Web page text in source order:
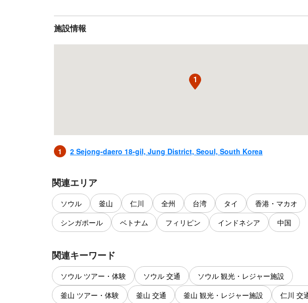
施設情報
1
1 2 Sejong-daero 18-gil, Jung District, Seoul, South Korea
関連エリア
ソウル 釜山 仁川 全州 台湾 タイ
香港・マカオ
シンガポール
ベトナム フィリピン インドネシア 中国
関連キーワード
ソウル ツアー・体験 ソウル 交通
ソウル 観光・レジャー施設
釜山 ツアー・体験
釜山 交通 釜山 観光・レジャー施設 仁川 交